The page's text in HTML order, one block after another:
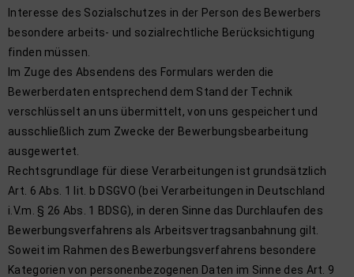
Interesse des Sozialschutzes in der Person des Bewerbers
besondere arbeits- und sozialrechtliche Berücksichtigung
finden müssen.
Im Zuge des Absendens des Formulars werden die
Bewerberdaten entsprechend dem Stand der Technik
verschlüsselt an uns übermittelt, von uns gespeichert und
ausschließlich zum Zwecke der Bewerbungsbearbeitung
ausgewertet.
Rechtsgrundlage für diese Verarbeitungen ist grundsätzlich
Art. 6 Abs. 1 lit. b DSGVO (bei Verarbeitungen in Deutschland
i.V.m. § 26 Abs. 1 BDSG), in deren Sinne das Durchlaufen des
Bewerbungsverfahrens als Arbeitsvertragsanbahnung gilt.
Soweit im Rahmen des Bewerbungsverfahrens besondere
Kategorien von personenbezogenen Daten im Sinne des Art. 9